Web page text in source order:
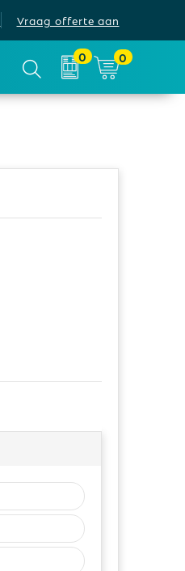
Vraag offerte aan
0 0